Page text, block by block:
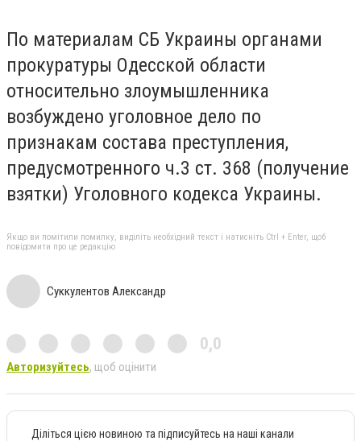
По материалам СБ Украины органами
прокуратуры Одесской области
относительно злоумышленника
возбуждено уголовное дело по
признакам состава преступления,
предусмотренного ч.3 ст. 368 (получение
взятки) Уголовного кодекса Украины.
Якщо ви помітили помилку, виділіть необхідний текст і натисніть Ctrl + Enter, щоб
повідомити про це редакцію
Суккулентов Александр
0,0
Авторизуйтесь, щоб оцінити
Діліться цією новиною та підписуйтесь на наші канали